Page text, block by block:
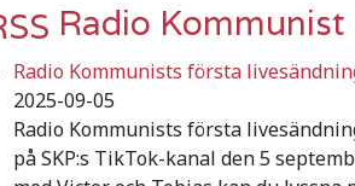
Radio Kommunist
Radio Kommunists första
2025-09-05
Radio Kommunists första
på SKP:s TikTok-kanal den 5